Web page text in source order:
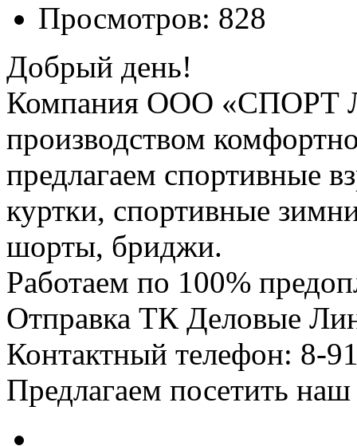
Просмотров: 828
Добрый день!
Компания ООО «СПОРТ
производством
предлагаем спортивные
куртки, спортивные
шорты, бриджи.
Работаем по 100%
Отправка ТК Деловые
Контактный телефон: 8-
Предлагаем посетить